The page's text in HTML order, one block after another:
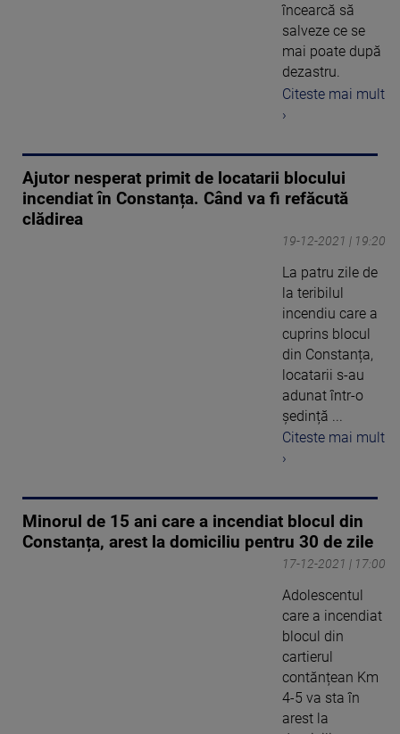
încearcă să
salveze ce se
mai poate după
dezastru.
Citeste mai mult
›
Ajutor nesperat primit de locatarii blocului
incendiat în Constanța. Când va fi refăcută
clădirea
19-12-2021 | 19:20
La patru zile de
la teribilul
incendiu care a
cuprins blocul
din Constanța,
locatarii s-au
adunat într-o
ședință ...
Citeste mai mult
›
Minorul de 15 ani care a incendiat blocul din
Constanța, arest la domiciliu pentru 30 de zile
17-12-2021 | 17:00
Adolescentul
care a incendiat
blocul din
cartierul
contănțean Km
4-5 va sta în
arest la